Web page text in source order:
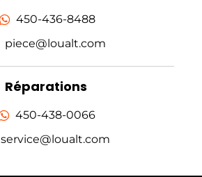
450-436-8488
piece@loualt.com
Réparations
450-438-0066
service@loualt.com